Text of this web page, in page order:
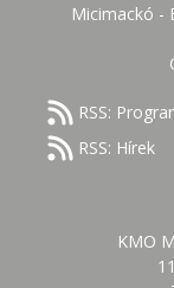
Micimackó -
RSS:
RSS: Hírek
KMO